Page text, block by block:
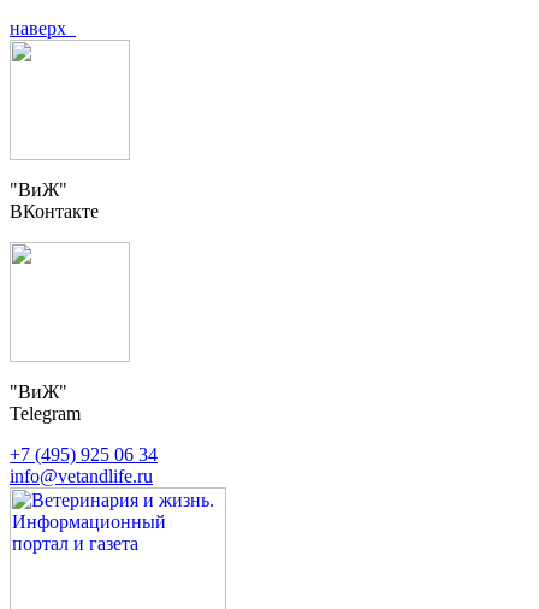
наверх
"ВиЖ"
ВКонтакте
"ВиЖ"
Telegram
+7 (495) 925 06 34
info@vetandlife.ru